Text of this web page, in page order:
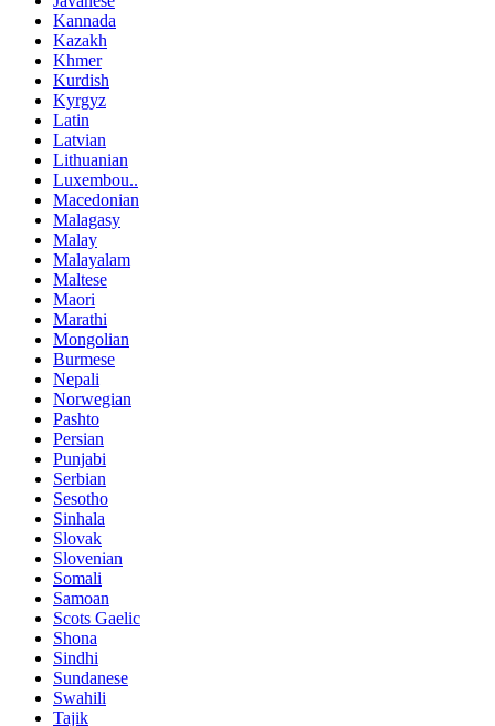
Kannada
Kazakh
Khmer
Kurdish
Kyrgyz
Latin
Latvian
Lithuanian
Luxembou..
Macedonian
Malagasy
Malay
Malayalam
Maltese
Maori
Marathi
Mongolian
Burmese
Nepali
Norwegian
Pashto
Persian
Punjabi
Serbian
Sesotho
Sinhala
Slovak
Slovenian
Somali
Samoan
Scots Gaelic
Shona
Sindhi
Sundanese
Swahili
Tajik